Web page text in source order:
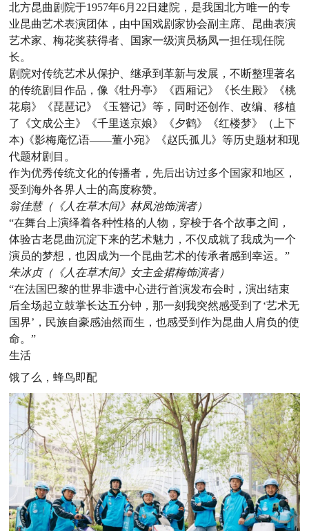
北方昆曲剧院于1957年6月22日建院，是我国北方唯一的专
业昆曲艺术表演团体，由中国戏剧家协会副主席、昆曲表演
艺术家、梅花奖获得者、国家一级演员杨凤一担任现任院
长。
剧院对传统艺术从保护、继承到革新与发展，不断整理著名
的传统剧目作品，像《牡丹亭》《西厢记》《长生殿》《桃
花扇》《琵琶记》《玉簪记》等，同时还创作、改编、移植
了《文成公主》《千里送京娘》《夕鹤》《红楼梦》（上下
本)《影梅庵忆语——董小宛》《赵氏孤儿》等历史题材和现
代题材剧目。
作为优秀传统文化的传播者，先后出访过多个国家和地区，
受到海外各界人士的高度称赞。
翁佳慧（《人在草木间》林凤池饰演者）
“在舞台上演绎着各种性格的人物，穿梭于各个故事之间，
体验古老昆曲沉淀下来的艺术魅力，不仅成就了我成为一个
演员的梦想，也因成为一个昆曲艺术的传承者感到幸运。”
朱冰贞（《人在草木间》女主金捃梅饰演者）
“在法国巴黎的世界非遗中心进行首演发布会时，演出结束
后全场起立鼓掌长达五分钟，那一刻我突然感受到了‘艺术无
国界’，民族自豪感油然而生，也感受到作为昆曲人肩负的使
命。”
生活
饿了么，蜂鸟即配